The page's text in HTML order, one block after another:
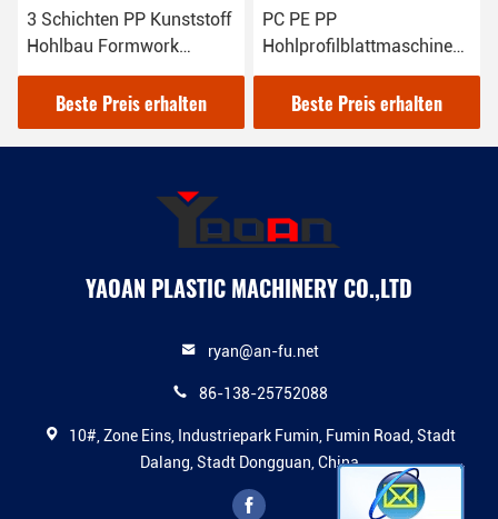
3 Schichten PP Kunststoff
Hohlbau Formwork
Konstruktion Vorlage
Produktionslinie
Beste Preis erhalten
PC PE PP
Hohlprofilblattmaschine
(AF-1600/ 1800/ 2100/
2400)Beste Preis erhalten
YAOAN PLASTIC MACHINERY CO.,LTD
ryan@an-fu.net
86-138-25752088
10#, Zone Eins, Industriepark Fumin, Fumin Road, Stadt
Dalang, Stadt Dongguan, China